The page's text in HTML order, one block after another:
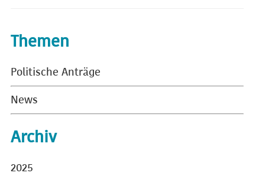
Themen
Politische Anträge
News
Archiv
2025